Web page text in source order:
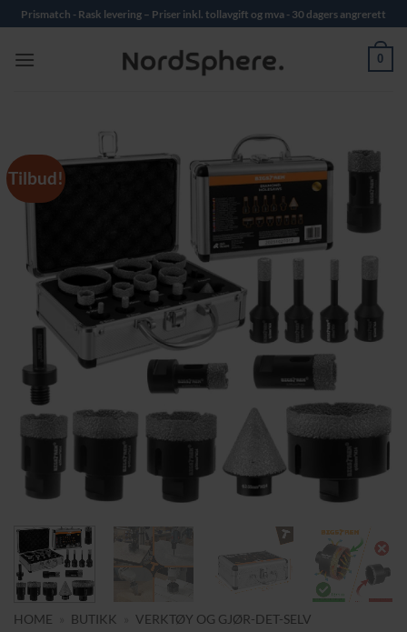
Skip
to
content
Prismatch - Rask levering – Priser inkl. tollavgift og mva - 30 dagers angrerett
0
Tilbud!
HOME BUTIKK VERKTØY OG GJØR-DET-SELV